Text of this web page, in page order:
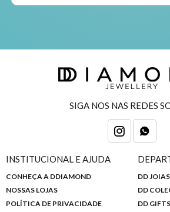
SIGA NOS NAS REDES
INSTITUCIONAL E AJUDA
CONHEÇA A DDIAMOND
NOSSAS LOJAS
POLÍTICA DE PRIVACIDADE
DD JOIAS
DD
DD GIFTS